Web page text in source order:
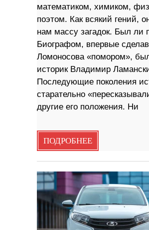
математиком, химиком,
поэтом. Как всякий гений,
нам массу загадок. Был ли
Биографом, впервые
Ломоносова «помором»,
историк Владимир
Последующие поколения
старательно
другие его положения. Ни
ПОДРОБНЕЕ